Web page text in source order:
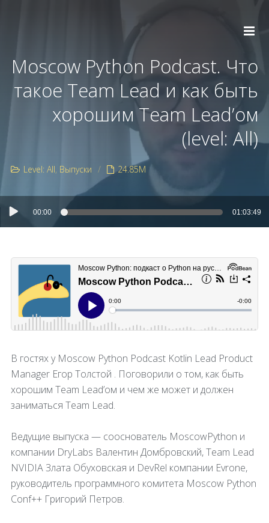
Moscow Python Podcast. Что
такое Team Lead и как быть
хорошим Team Lead’ом
(level: All)
Level: All Выпуски 24.85M
00:00 01:03:49
В гостях у Moscow Python Podcast Kotlin Lead Product
Manager Егор Толстой . Поговорили о том, как быть
хорошим Team Lead’ом и чем же может и должен
заниматься Team Lead.
Ведущие выпуска — сооснователь MoscowPython и
компании DryLabs Валентин Домбровский, Team Lead
NVIDIA Злата Обуховская и DevRel компании Evrone,
руководитель программного комитета Moscow Python
Conf++ Григорий Петров.